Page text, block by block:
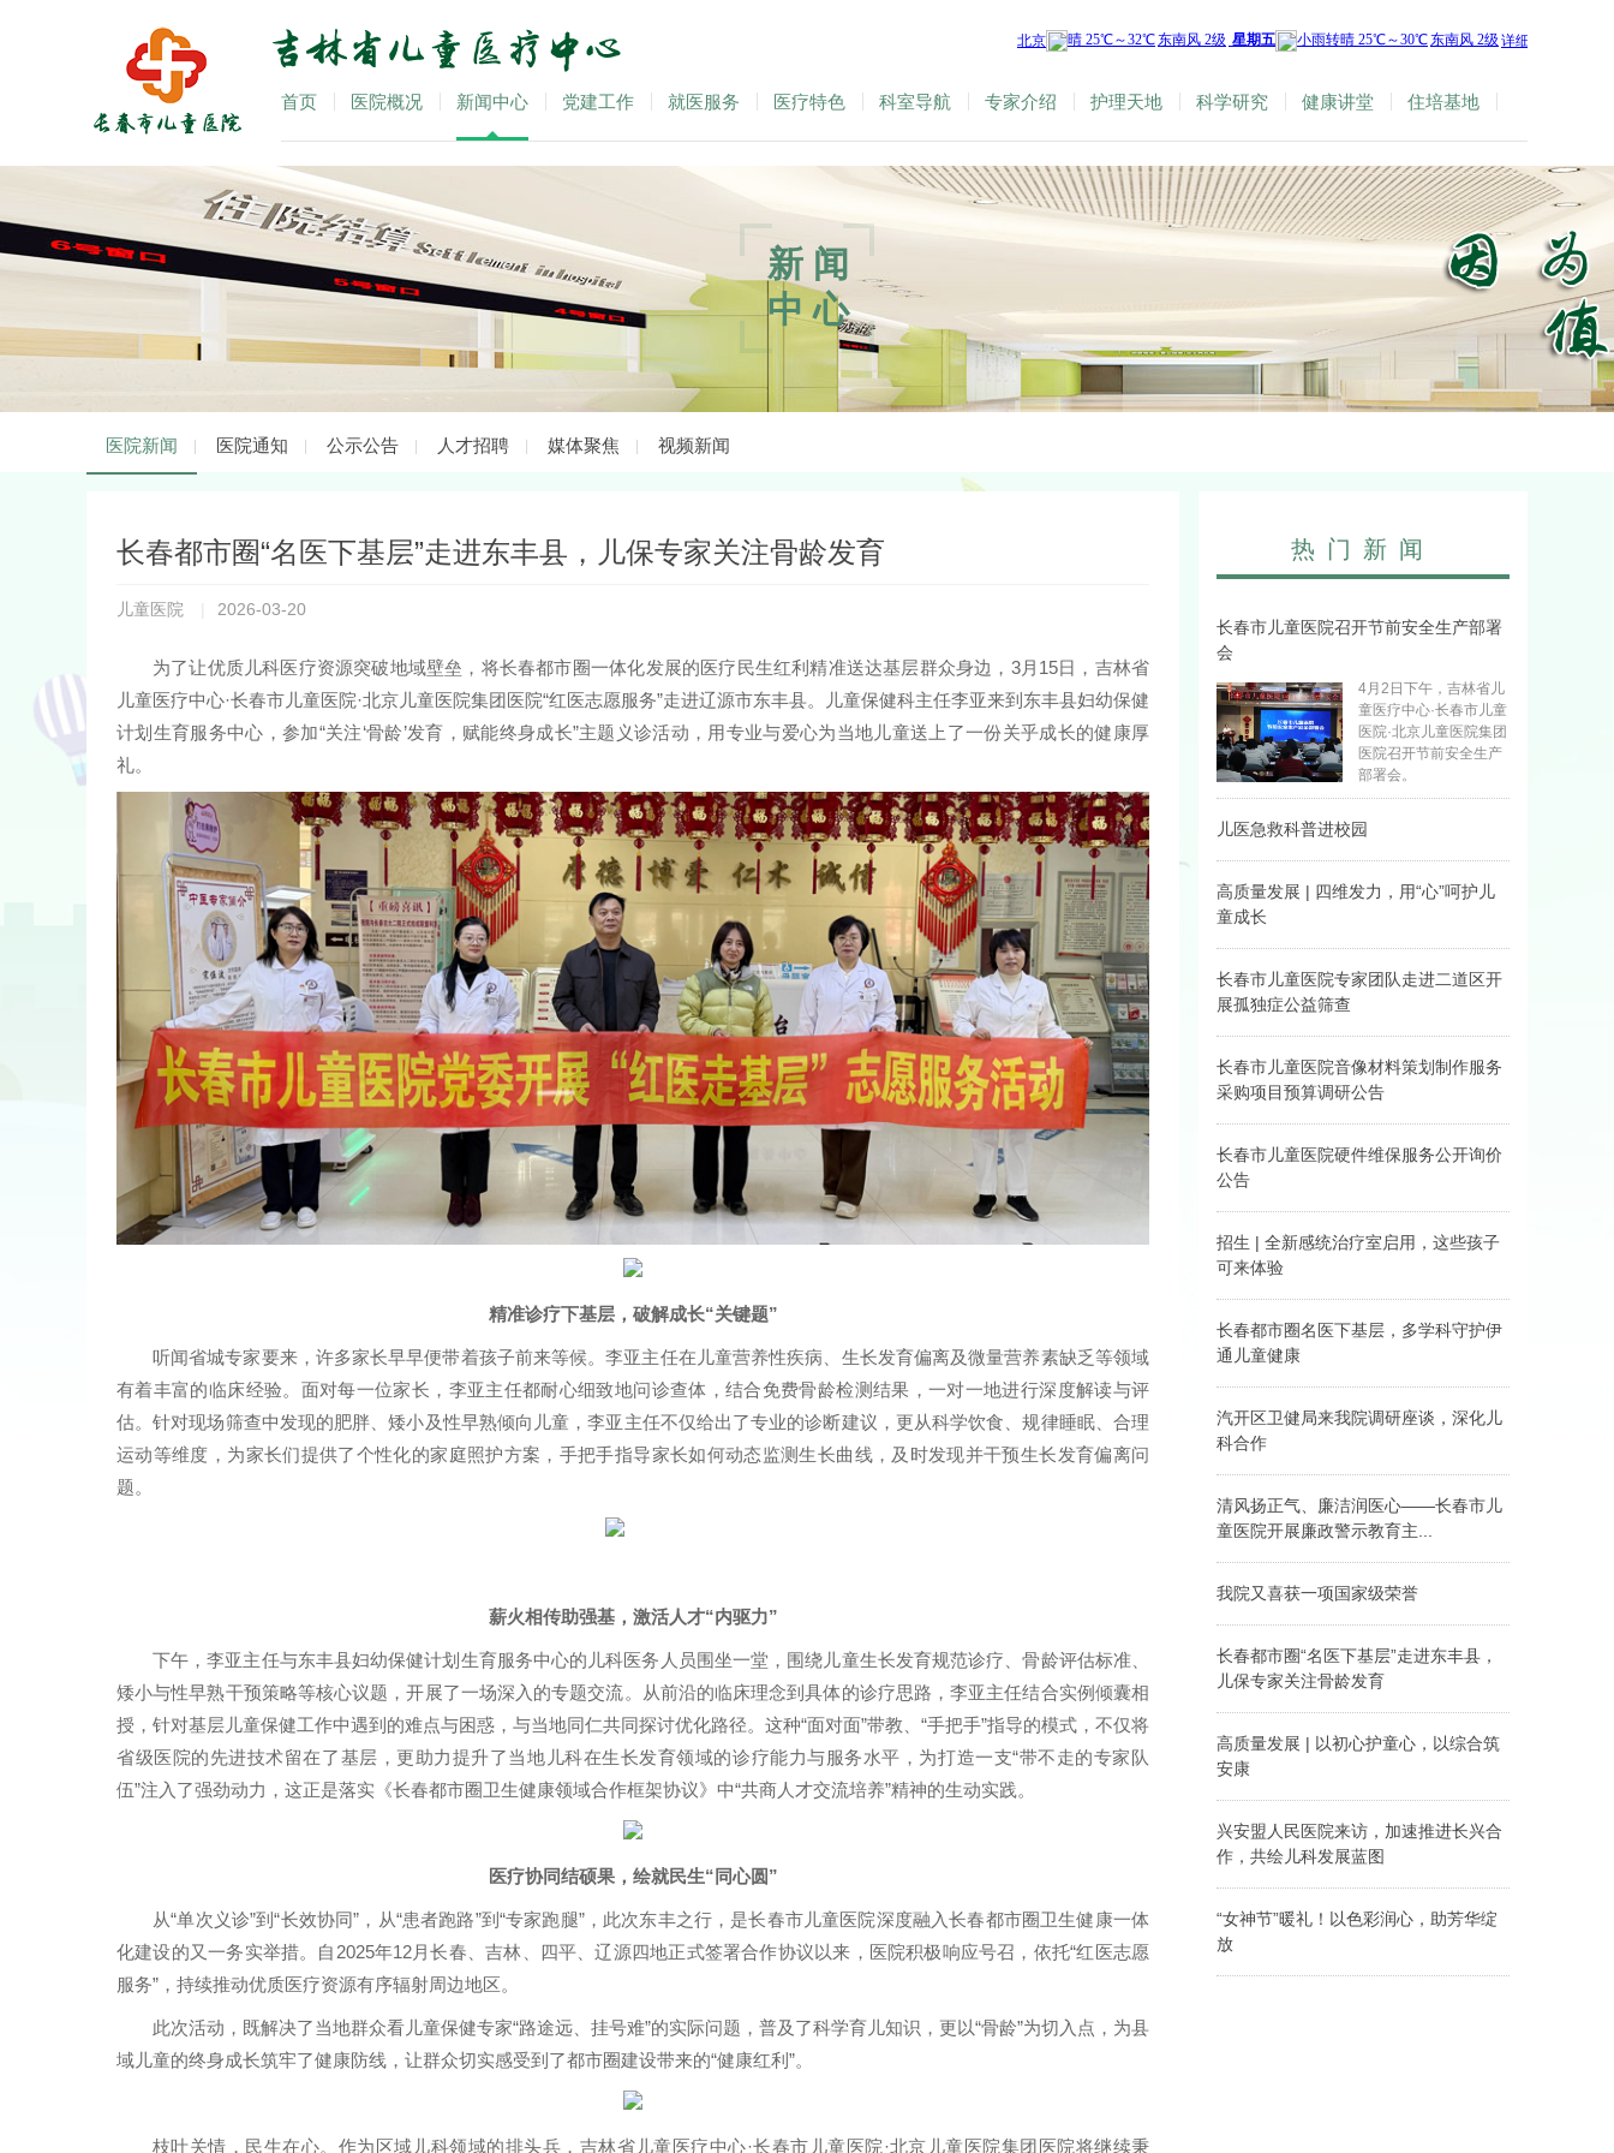
首页 医院概况 新闻中心 党建工作 就医服务 医疗特色 科室导航 专家介绍 护理天地 科学研究 健康讲堂 住培基地
新闻
中心
医院新闻 医院通知 公示公告 人才招聘 媒体聚焦 视频新闻
长春都市圈“名医下基层”走进东丰县，儿保专家关注骨龄发育
儿童医院 2026-03-20
为了让优质儿科医疗资源突破地域壁垒，将长春都市圈一体化发展的医疗民生红利精准送达基层群众身边，3月15日，吉林省
儿童医疗中心·长春市儿童医院·北京儿童医院集团医院“红医志愿服务”走进辽源市东丰县。
儿童保健科主任李亚来到东丰县妇幼保健
计划生育服务中心，参加“关注‘骨龄’发育，赋能终身成长”主题义诊活动，用专业与爱心为当地儿童送上了一份关乎成长的健康厚
礼。
精准诊疗下基层， 破解成长“关键题”
听闻省城专家要来，许多家长早早便带着孩子前来等候。李亚主任在儿童营养性疾病、生长发育偏离及微量营养素缺乏等领域
有着丰富的临床经验。 面对每一位家长，李亚主任都耐心细致地问诊查体，结合免费骨龄检测结果，一对一地进行深度解读与评
估。针对现场筛查中发现的肥胖、矮小及性早熟倾向儿童，李亚主任不仅给出了专业的诊断建议，更从科学饮食、规律睡眠、合理
运动等维度，为家长们提供了个性化的家庭照护方案，手把手指导家长如何动态监测生长曲线，及时发现并干预生长发育偏离问
题。
薪火相传助强基， 激活人才“内驱力”
下午，李亚主任与东丰县妇幼保健计划生育服务中心的儿科医务人员围坐一堂，围绕儿童生长发育规范诊疗、骨龄评估标准、
矮小与性早熟干预策略等核心议题，开展了一场深入的专题交流。 从前沿的临床理念到具体的诊疗思路，李亚主任结合实例倾囊相
授，针对基层儿童保健工作中遇到的难点与困惑，与当地同仁共同探讨优化路径。这种“面对面”带教、“手把手”指导的模式，不仅将
省级医院的先进技术留在了基层，更助力提升了当地儿科在生长发育领域的诊疗能力与服务水平，为打造一支“带不走的专家队
伍”注入了强劲动力，这正是落实《长春都市圈卫生健康领域合作框架协议》中“共商人才交流培养”精神的生动实践。
医疗协同结硕果， 绘就民生“同心圆”
从“单次义诊”到“长效协同”，从“患者跑路”到“专家跑腿”，此次东丰之行，是长春市儿童医院深度融入长春都市圈卫生健康一体
化建设的又一务实举措。自2025年12月长春、吉林、四平、辽源四地正式签署合作协议以来，医院积极响应号召，依托“红医志愿
服务”，持续推动优质医疗资源有序辐射周边地区。
此次活动，既解决了当地群众看儿童保健专家“路途远、挂号难”的实际问题，普及了科学育儿知识，更以“骨龄”为切入点，为县
域儿童的终身成长筑牢了健康防线，让群众切实感受到了都市圈建设带来的“健康红利”。
枝叶关情，民生在心。作为区域儿科领域的排头兵，吉林省儿童医疗中心·长春市儿童医院·北京儿童医院集团医院将继续秉
热门新闻
长春市儿童医院召开节前安全生产部署
会
4月2日下午，吉林省儿
童医疗中心·长春市儿童
医院·北京儿童医院集团
医院召开节前安全生产
部署会。
儿医急救科普进校园
3月31日，医院护童志
愿服务队十余位护理专
验”为特色的急救技能科
普进校园志愿服务活
高质量发展 | 四维发力，用“心”呵护儿
童成长
带您走近医院发育行为
心理科。
长春市儿童医院专家团队走进二道区开
展孤独症公益筛查
4月2日，医院发育行为
心理科主任王艳波团
队，携手长春市二道区
妇幼保健院，走进辖区
托幼机构，开展孤独症
免费公益筛查与健康科
长春市儿童医院音像材料策划制作服务
采购项目预算调研公告
长春市儿童医院音像材
料策划制作服务采购项
长春市儿童医院硬件维保服务公开询价
公告
长春市儿童医院硬件维保服务公开询价公告
招生 | 全新感统治疗室启用，这些孩子
可来体验
吉林省儿童医疗中心·长
春市儿童医院·北京儿童
治疗室已正式启用，面
向全市儿童招生啦！
长春都市圈名医下基层，多学科守护伊
通儿童健康
3月21日，医院外联工
作部主任王启明与多学
院，开展“名医下基
层”主题义诊活动。
汽开区卫健局来我院调研座谈，深化儿
科合作
3月19日，长春市汽开
区卫健局来到吉林省儿
童医疗中心·长春市儿童
医院·北京儿童医院集团
医院，就深化医联体合
作、提升基层儿科服务
清风扬正气、廉洁润医心——长春市儿
童医院开展廉政警示教育主...
3月18日，医院组织领
导班子、部分中层干部
育基地，开展廉政警示
教育主题活动。
我院又喜获一项国家级荣誉
医院选送的表演类作品
《近视保卫战》，斩获
2025中国健康科普大
赛”全国总决赛“五大卫
生及其他相关内容主题
表演类”全国三等奖。
长春都市圈“名医下基层”走进东丰县，
儿保专家关注骨龄发育
3月15日，吉林省儿童
医疗中心·长春市儿童医
辽源市东丰县。
高质量发展 | 以初心护童心，以综合筑
安康
今天，带您走近吉林省
儿童医疗中心·长春市儿
童医院·北京儿童医院集
团医院儿童综合病区主
任陈显琴。
兴安盟人民医院来访，加速推进长兴合
作，共绘儿科发展蓝图
3月6日，内蒙古兴安盟
人民医院党委委员、副
科合作项目进行深入交
“女神节”暖礼！以色彩润心，助芳华绽
放
3月5日，医院携手中国